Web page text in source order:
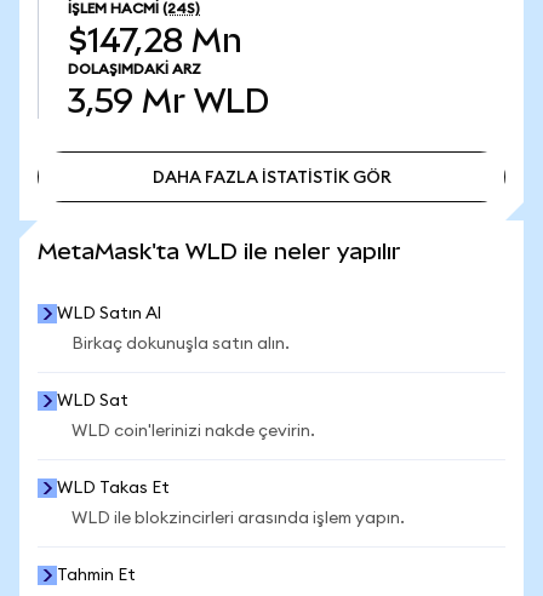
İŞLEM HACMI (24S)
$147,28 Mn
DOLAŞIMDAKI ARZ
3,59 Mr WLD
DAHA FAZLA İSTATİSTİK GÖR
MetaMask'ta WLD ile neler yapılır
WLD Satın Al
Birkaç dokunuşla satın alın.
WLD Sat
WLD coin'lerinizi nakde çevirin.
WLD Takas Et
WLD ile blokzincirleri arasında işlem yapın.
Tahmin Et